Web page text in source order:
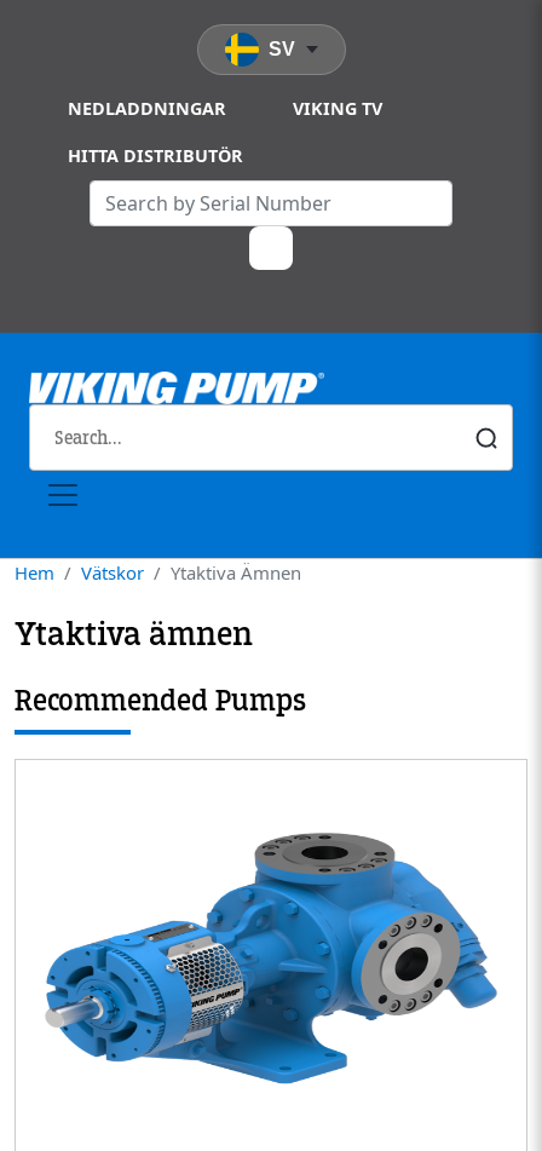
NEDLADDNINGAR VIKING TV
HITTA DISTRIBUTÖR
SV
Hem Vätskor Ytaktiva Ämnen
Ytaktiva ämnen
Recommended Pumps